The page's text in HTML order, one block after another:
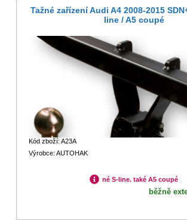
Tažné zařízení Audi A4 2008-2015
line / A5 coupé
Kód zboží: A23A
Výrobce: AUTOHAK
né S-line. také A5 coupé
běžně